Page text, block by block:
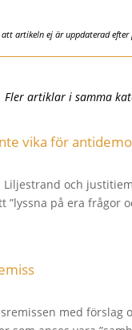
att artikeln ej är uppdaterad
Fler artiklar i samma
vika för
och
”lyssna på era frågor
med förslag